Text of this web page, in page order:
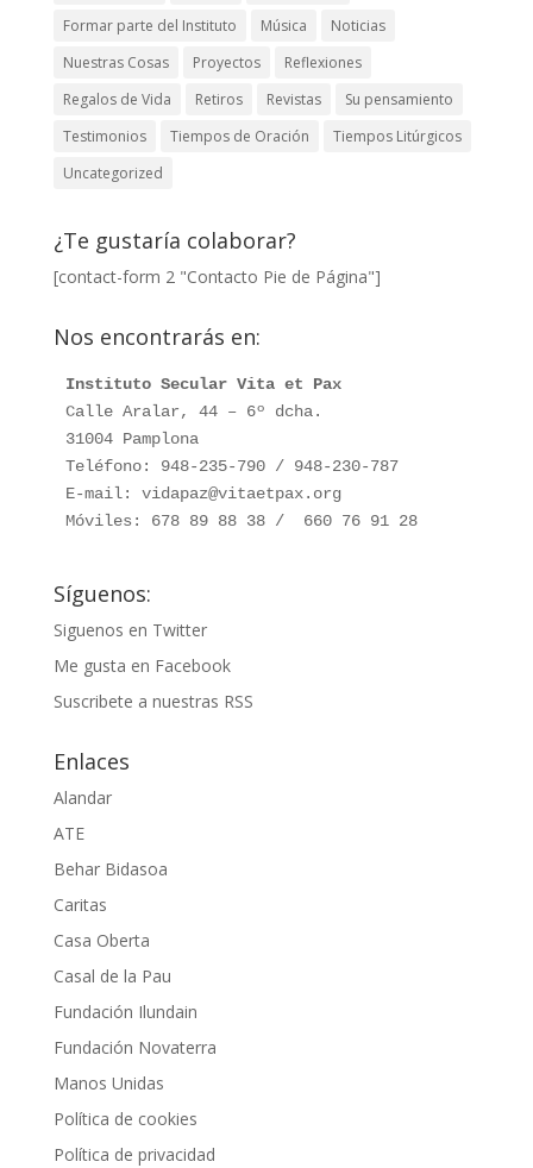
Formar parte del Instituto Música
Noticias
Nuestras Cosas
Proyectos
Reflexiones
Regalos de Vida
Retiros Revistas
Su pensamiento
Testimonios
Tiempos de Oración
Tiempos Litúrgicos
Uncategorized
¿Te gustaría colaborar?
[contact-form 2 "Contacto Pie de Página"]
Nos encontrarás en:
Instituto Secular Vita et Pax
Calle Aralar, 44 – 6º dcha.
31004 Pamplona
Teléfono: 948-235-790 / 948-230-787
E-mail: vidapaz@vitaetpax.org
Móviles: 678 89 88 38 /  660 76 91 28
Síguenos:
Siguenos en Twitter
Me gusta en Facebook
Suscribete a nuestras RSS
Enlaces
Alandar
ATE
Behar Bidasoa
Caritas
Casa Oberta
Casal de la Pau
Fundación Ilundain
Fundación Novaterra
Manos Unidas
Política de cookies
Política de privacidad